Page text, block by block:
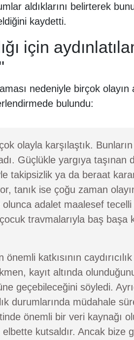
aldıklarını belirterek
kaydetti.
için
nedeniyle birçok olayın
bulundu:
olayla karşılaştık.
Güçlükle yargıya taşınan
takipsizlik ya da beraat
tanık ise çoğu zaman
adalet maalesef
travmalarıyla baş başa
katkısının
kayıt altında
geçebileceğini söyledi.
durumlarında müdahale
önemli bir veri kaynağı
kutsaldır. Ancak bize